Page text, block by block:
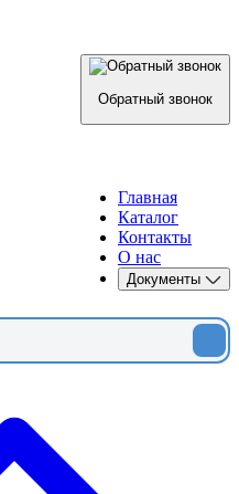
Обратный звонок
Главная
Каталог
Контакты
О нас
Документы